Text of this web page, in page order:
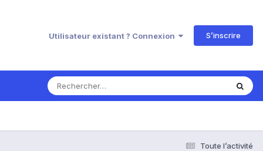
Utilisateur existant ? Connexion S’inscrire
Toute l’activité